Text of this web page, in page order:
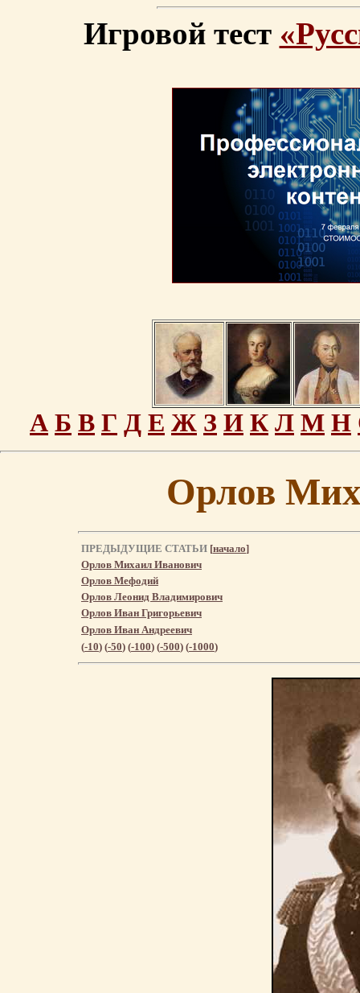
Игровой тест
А Б В Г Д Е Ж З И К Л М Н
Орлов
ПРЕДЫДУЩИЕ СТАТЬИ [начало]
Орлов Михаил Иванович
Орлов Мефодий
Орлов Леонид Владимирович
Орлов Иван Григорьевич
Орлов Иван Андреевич
(-10) (-50) (-100) (-500) (-1000)